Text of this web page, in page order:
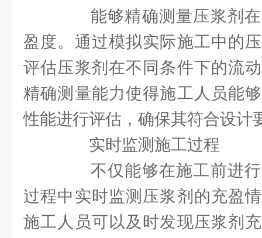
能够精确测量压浆剂在
盈度。通过模拟实际施工中的
评估压浆剂在不同条件下的流
精确测量能力使得施工人员能
性能进行评估，确保其符合设计
实时监测施工过程
不仅能够在施工前进行
过程中实时监测压浆剂的充盈
施工人员可以及时发现压浆剂